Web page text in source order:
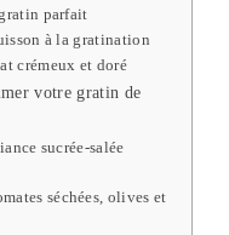
parfait
à la gratination
crémeux et doré
votre gratin de
sucrée-salée
séchées, olives et